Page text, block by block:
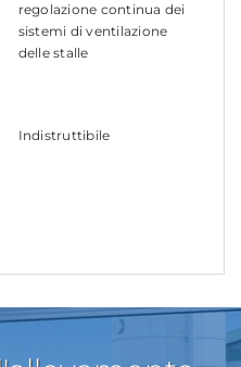
regolazione continua dei
sistemi di ventilazione
delle stalle
Indistruttibile